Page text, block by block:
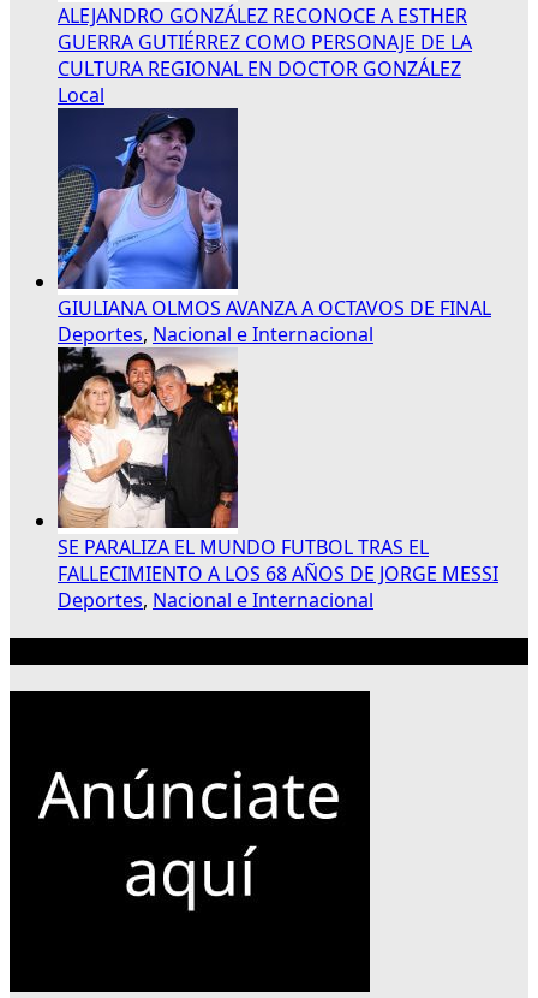
ALEJANDRO GONZÁLEZ RECONOCE A ESTHER
GUERRA GUTIÉRREZ COMO PERSONAJE DE LA
CULTURA REGIONAL EN DOCTOR GONZÁLEZ
Local
GIULIANA OLMOS AVANZA A OCTAVOS DE FINAL
Deportes, Nacional e Internacional
SE PARALIZA EL MUNDO FUTBOL TRAS EL
FALLECIMIENTO A LOS 68 AÑOS DE JORGE MESSI
Deportes, Nacional e Internacional